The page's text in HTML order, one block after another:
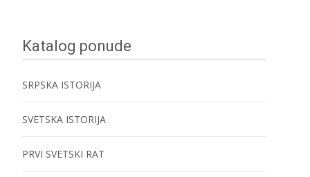
Katalog ponude
SRPSKA ISTORIJA
SVETSKA ISTORIJA
PRVI SVETSKI RAT